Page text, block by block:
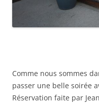
Comme nous sommes
passer une belle soirée
Réservation faite par